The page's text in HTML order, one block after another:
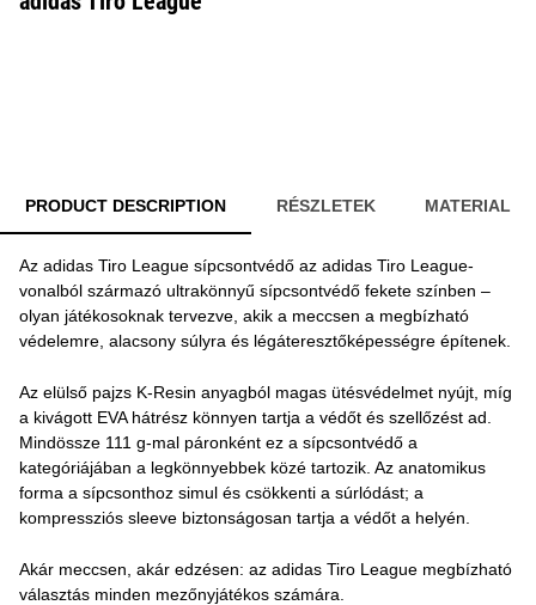
PRODUCT DESCRIPTION RÉSZLETEK MATERIAL
Az adidas Tiro League sípcsontvédő az adidas Tiro League-
vonalból származó ultrakönnyű sípcsontvédő fekete színben –
olyan játékosoknak tervezve, akik a meccsen a megbízható
védelemre, alacsony súlyra és légáteresztőképességre építenek.
Az elülső pajzs K-Resin anyagból magas ütésvédelmet nyújt, míg
a kivágott EVA hátrész könnyen tartja a védőt és szellőzést ad.
Mindössze 111 g-mal páronként ez a sípcsontvédő a
kategóriájában a legkönnyebbek közé tartozik. Az anatomikus
forma a sípcsonthoz simul és csökkenti a súrlódást; a
kompressziós sleeve biztonságosan tartja a védőt a helyén.
Akár meccsen, akár edzésen: az adidas Tiro League megbízható
választás minden mezőnyjátékos számára.